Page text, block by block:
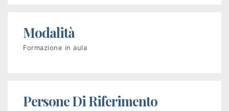
PR
2021-
Modalità
Formazione in aula
Persone Di Riferimento